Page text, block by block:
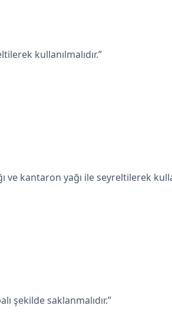
kullanılmalıdır.”
ve kantaron yağı ile seyreltilerek
şekilde saklanmalıdır.”